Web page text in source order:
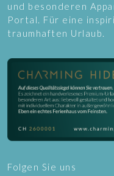
und besonderen
Portal. Für eine
traumhaften Urlaub.
Folgen Sie uns